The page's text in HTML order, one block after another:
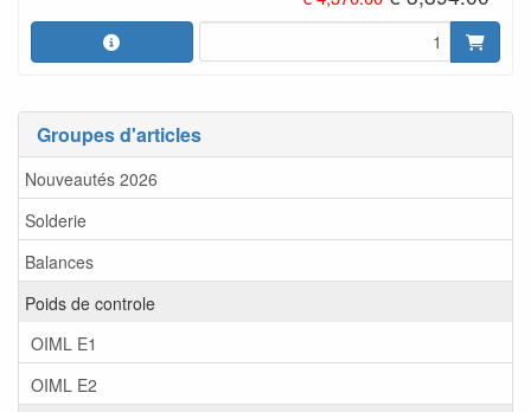
Groupes d'articles
Nouveautés 2026
Solderie
Balances
Poids de controle
OIML E1
OIML E2